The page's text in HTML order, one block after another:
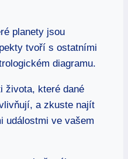
planety jsou
tvoří s ostatními
diagramu.
života, které dané
a zkuste najít
událostmi ve vašem